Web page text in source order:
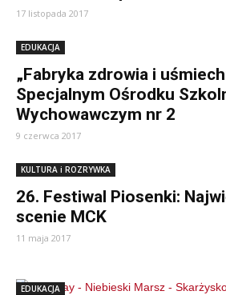
17 listopada 2017
EDUKACJA
„Fabryka zdrowia i
Specjalnym Ośrodku
Wychowawczym nr 2
9 czerwca 2017
KULTURA i ROZRYWKA
26. Festiwal Piosenki:
scenie MCK
11 maja 2017
EDUKACJA